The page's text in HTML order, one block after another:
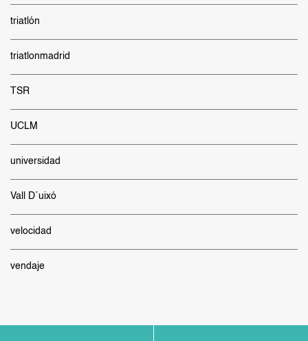
triatlón
triatlonmadrid
TSR
UCLM
universidad
Vall D´uixó
velocidad
vendaje